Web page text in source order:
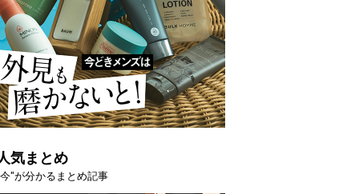
気まとめ
"が分かるまとめ記事